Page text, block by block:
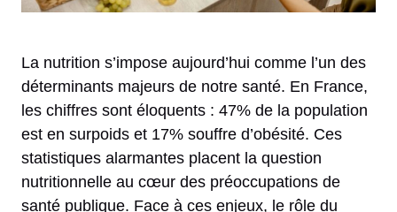
La nutrition s’impose aujourd’hui comme l’un des
déterminants majeurs de notre santé. En France,
les chiffres sont éloquents : 47% de la population
est en surpoids et 17% souffre d’obésité. Ces
statistiques alarmantes placent la question
nutritionnelle au cœur des préoccupations de
santé publique. Face à ces enjeux, le rôle du